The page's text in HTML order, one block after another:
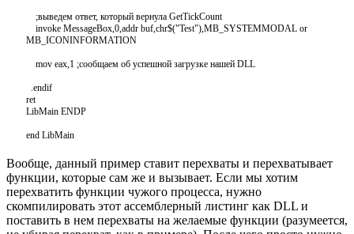
;выведем ответ, который вернула GetTickCount
invoke MessageBox,0,addr buf,chr$("Test"),MB SYSTEMMODAL or
MB ICONINFORMATION
mov eax,1 ;сообщаем об успешной загрузке нашей DLL
.endif
ret
LibMain ENDP
end LibMain
Вообще, данный пример ставит перехваты и перехватывает
функции, которые сам же и вызывает. Если мы хотим
перехватить функции чужого процесса, нужно
скомпилировать этот ассемблерный листинг как DLL и
поставить в нем перехваты на желаемые функции (разумеется,